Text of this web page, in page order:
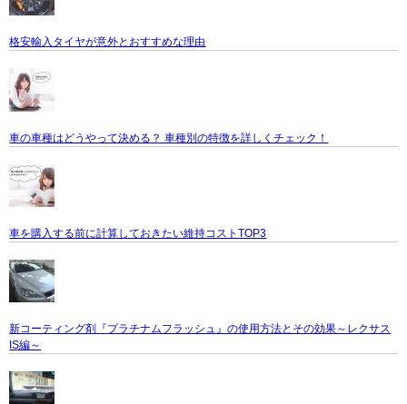
格安輸入タイヤが意外とおすすめな理由
車の車種はどうやって決める？ 車種別の特徴を詳しくチェック！
車を購入する前に計算しておきたい維持コストTOP3
新コーティング剤『プラチナムフラッシュ』の使用方法とその効果～レクサス
IS編～